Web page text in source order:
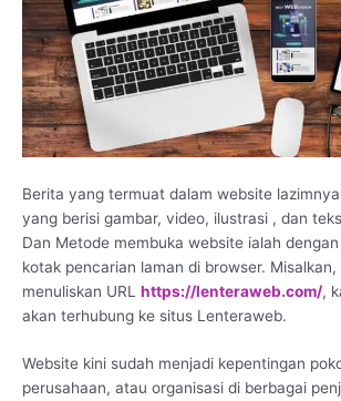
Berita yang termuat dalam website
yang berisi gambar, video, ilustrasi , dan
Dan Metode membuka website ialah
kotak pencarian laman di browser. Misalkan,
menuliskan URL https://lenteraweb.com/,
akan terhubung ke situs Lenteraweb.
Website kini sudah menjadi kepentingan
perusahaan, atau organisasi di berbagai